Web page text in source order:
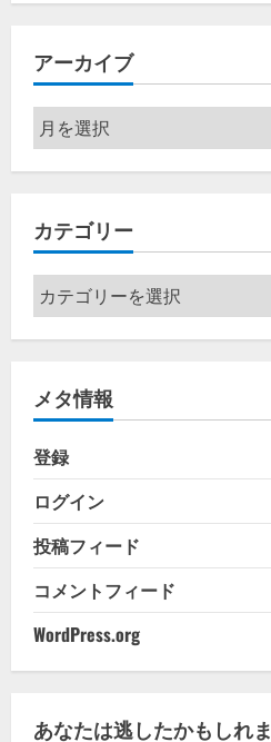
アーカイブ
ア
ー
カ
ブ
カテゴリー
カ
テ
ゴ
ー
メタ情報
登録
ログイン
投稿フィード
コメントフィード
WordPress.org
あなたは逃したかもしれ